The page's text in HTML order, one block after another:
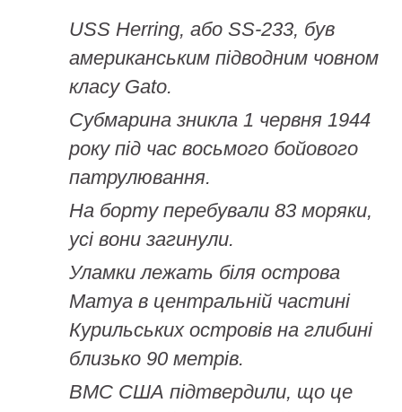
USS Herring, або SS-233, був
американським підводним човном
класу Gato.
Субмарина зникла 1 червня 1944
року під час восьмого бойового
патрулювання.
На борту перебували 83 моряки,
усі вони загинули.
Уламки лежать біля острова
Матуа в центральній частині
Курильських островів на глибині
близько 90 метрів.
ВМС США підтвердили, що це